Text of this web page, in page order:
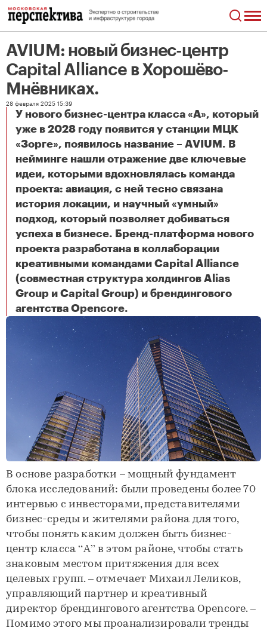
AVIUM: новый бизнес-центр
Capital Alliance в Хорошёво-
Мнёвниках.
28 февраля 2025 15:39
У нового бизнес-центра класса «А», который
уже в 2028 году появится у станции МЦК
«Зорге», появилось название – AVIUM. В
нейминге нашли отражение две ключевые
идеи, которыми вдохновлялась команда
проекта: авиация, с ней тесно связана
история локации, и научный «умный»
подход, который позволяет добиваться
успеха в бизнесе. Бренд-платформа нового
проекта разработана в коллаборации
креативными командами Capital Alliance
(совместная структура холдингов Alias
Group и Capital Group) и брендингового
агентства Opencore.
В основе разработки – мощный фундамент
блока исследований: были проведены более 70
интервью с инвесторами, представителями
бизнес-среды и жителями района для того,
чтобы понять каким должен быть бизнес-
центр класса “А” в этом районе, чтобы стать
знаковым местом притяжения для всех
целевых групп. – отмечает Михаил Леликов,
управляющий партнер и креативный
директор брендингового агентства Opencore. –
Помимо этого мы проанализировали тренды